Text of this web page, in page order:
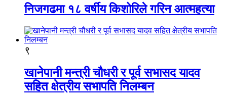
निजगढमा १८ वर्षीय किशोरिले गरिन आत्महत्या
९
खानेपानी मन्त्री चौधरी र पूर्व सभासद यादव
सहित क्षेत्रीय सभापति निलम्बन